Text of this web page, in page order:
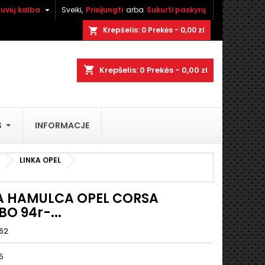
Sveiki, Prisijungti arba Sukurti paskyrą
kalba 
shopping_cart Krepšelis: 0 Prekės - 0,00 zl
shopping_cart Krepšelis: 0 Prekės - 0,00 zl
INFORMACJE
LINKA OPEL
HAMULCA OPEL CORSA
94r-...